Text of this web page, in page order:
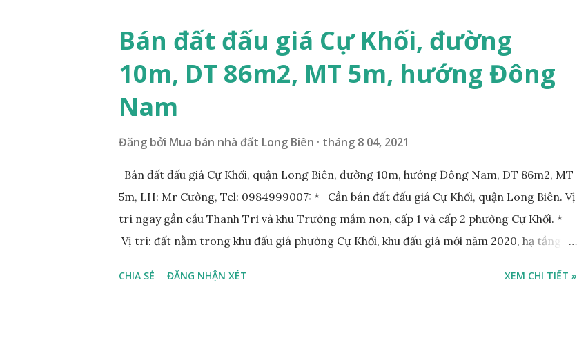
Bán đất đấu giá Cự Khối, đường
10m, DT 86m2, MT 5m, hướng Đông
Nam
Đăng bởi Mua bán nhà đất Long Biên tháng 8 04, 2021
Bán đất đấu giá Cự Khối, quận Long Biên, đường 10m, hướng Đông Nam, DT 86m2, MT
5m, LH: Mr Cường, Tel: 0984999007: * Cần bán đất đấu giá Cự Khối, quận Long Biên. Vị
trí ngay gần cầu Thanh Trì và khu Trường mầm non, cấp 1 và cấp 2 phường Cự Khối. *
Vị trí: đất nằm trong khu đấu giá phường Cự Khối, khu đấu giá mới năm 2020, hạ tầng
200m. Cách Trường cấp 2 Cự Khối khoảng 250m. Cách Trường Tiểu học Cự Khối khoảng
CHIA SẺ ĐĂNG NHẬN XÉT XEM CHI TIẾT »